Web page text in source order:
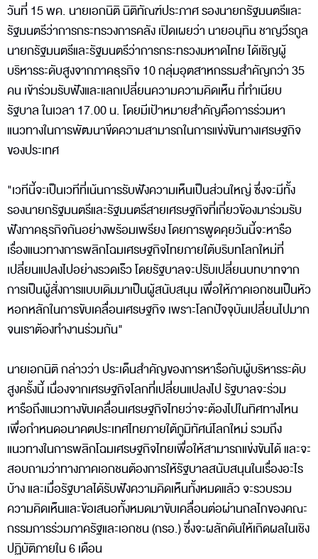
วันที่ 15 พค. นายเอกนิติ นิติทัณฑ์ประภาศ รองนายกรัฐมนตรีและ
รัฐมนตรีว่าการกระทรวงการคลัง เปิดเผยว่า นายอนุทิน ชาญวีรกูล
นายกรัฐมนตรีและรัฐมนตรีว่าการกระทรวงมหาดไทย ได้เชิญผู้
บริหารระดับสูงจากภาคธุรกิจ 10 กลุ่มอุตสาหกรรมสำคัญกว่า 35
คน เข้าร่วมรับฟังและแลกเปลี่ยนความความคิดเห็น ที่ทำเนียบ
รัฐบาล ในเวลา 17.00 น. โดยมีเป้าหมายสำคัญคือการร่วมหา
แนวทางในการพัฒนาขีดความสามารถในการแข่งขันทางเศรษฐกิจ
ของประเทศ
"เวทีนี้จะเป็นเวทีที่เน้นการรับฟังความเห็นเป็นส่วนใหญ่ ซึ่งจะมีทั้ง
รองนายกรัฐมนตรีและรัฐมนตรีสายเศรษฐกิจที่เกี่ยวข้องมาร่วมรับ
ฟังภาคธุรกิจกันอย่างพร้อมเพรียง โดยการพูดคุยวันนี้จะหารือ
เรื่องแนวทางการพลิกโฉมเศรษฐกิจไทยภายใต้บริบทโลกใหม่ที่
เปลี่ยนแปลงไปอย่างรวดเร็ว โดยรัฐบาลจะปรับเปลี่ยนบทบาทจาก
การเป็นผู้สั่งการแบบเดิมมาเป็นผู้สนับสนุน เพื่อให้ภาคเอกชนเป็นหัว
หอกหลักในการขับเคลื่อนเศรษฐกิจ เพราะโลกปัจจุบันเปลี่ยนไปมาก
จนเราต้องทำงานร่วมกัน"
นายเอกนิติ กล่าวว่า ประเด็นสำคัญของการหารือกับผู้บริหารระดับ
สูงครั้งนี้ เนื่องจากเศรษฐกิจโลกที่เปลี่ยนแปลงไป รัฐบาลจะร่วม
หารือถึงแนวทางขับเคลื่อนเศรษฐกิจไทยว่าจะต้องไปในทิศทางไหน
เพื่อกำหนดอนาคตประเทศไทยภายใต้ภูมิทัศน์โลกใหม่ รวมถึง
แนวทางในการพลิกโฉมเศรษฐกิจไทยเพื่อให้สามารถแข่งขันได้ และจะ
สอบถามว่าทางภาคเอกชนต้องการให้รัฐบาลสนับสนุนในเรื่องอะไร
บ้าง และเมื่อรัฐบาลได้รับฟังความคิดเห็นทั้งหมดแล้ว จะรวบรวม
ความคิดเห็นและข้อเสนอทั้งหมดมาขับเคลื่อนต่อผ่านกลไกของคณะ
กรรมการร่วมภาครัฐและเอกชน (กรอ.) ซึ่งจะผลักดันให้เกิดผลในเชิง
ปฏิบัติภายใน 6 เดือน